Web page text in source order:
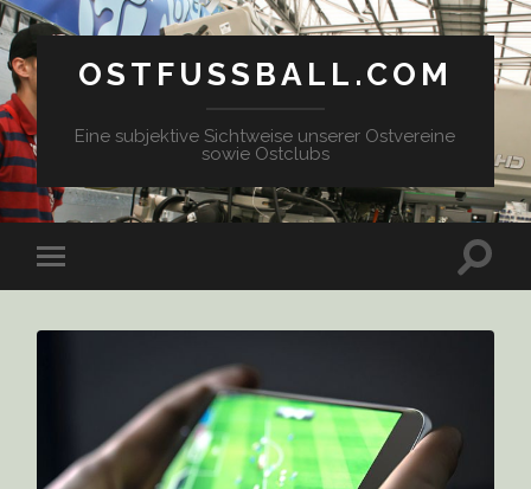
OSTFUSSBALL.COM
Eine subjektive Sichtweise unserer Ostvereine
sowie Ostclubs